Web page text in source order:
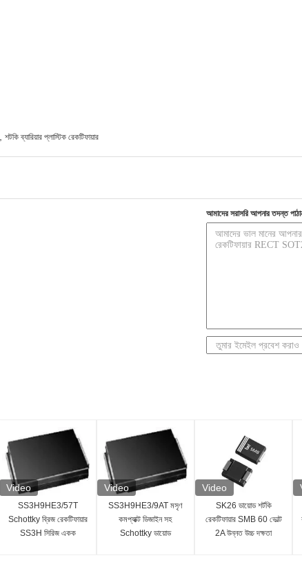
শটকি ব্যারিয়ার প্লাস্টিক রেকটিফায়ার
আমাদের সরাসরি আপনার তদন্ত
Video
SS3H9HE3/57T
Schottky ব্রিজ রেকটিফায়ার
SS3H সিরিজ একক
Video
SS3H9HE3/9AT মসৃণ
কমপ্যাক্ট ডিজাইন সহ
Schottky ডায়োড
Video
SK26 ডায়োড শর্টকি
রেকটিফায়ার SMB 60 ভোল্ট
2A উন্নত উচ্চ দক্ষতা